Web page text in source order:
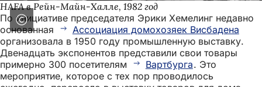
HAFA в Рейн-Майн-Халле, 1982 год
По инициативе председателя Эрики Хемелинг недавно
основанная
Ассоциация домохозяек Висбадена
организовала в 1950 году промышленную выставку.
Двенадцать экспонентов представили свои товары
примерно 300 посетителям
Вартбурга. Это
мероприятие, которое с тех пор проводилось